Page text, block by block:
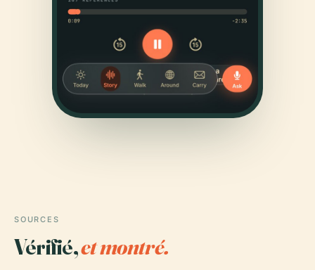
SOURCES
Vérifié,et montré.